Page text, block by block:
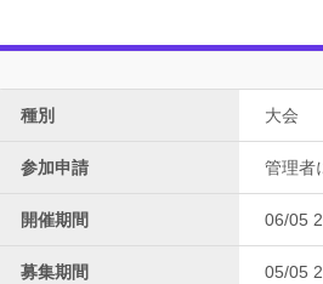
種別 大会
参加申請 管理者
開催期間 06/05
募集期間 05/05